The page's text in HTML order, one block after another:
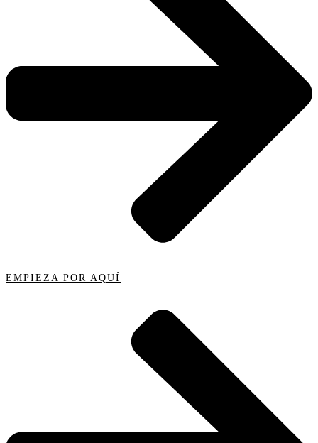
EMPIEZA POR AQUÍ